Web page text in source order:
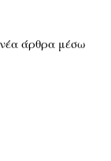
άρθρα μέσω